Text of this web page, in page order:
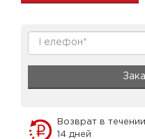
Возврат в течении
14 дней